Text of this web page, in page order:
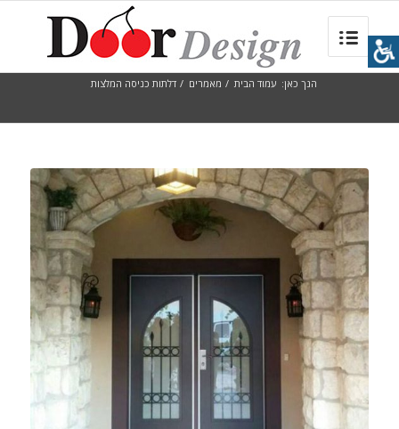
הנך כאן: עמוד הבית / מאמרים / דלתות כניסה המלצות